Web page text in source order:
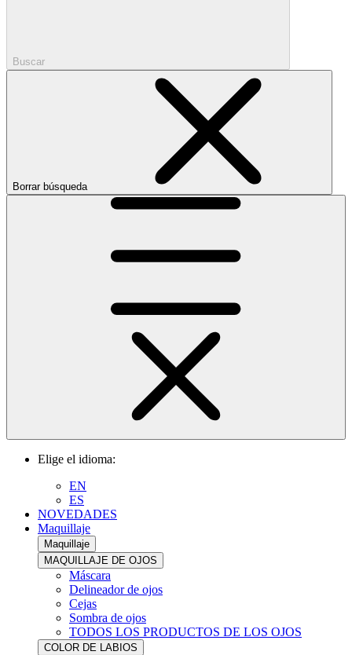
Buscar
Borrar búsqueda
Elige el idioma:
EN
ES
NOVEDADES
Maquillaje
Maquillaje
MAQUILLAJE DE OJOS
Máscara
Delineador de ojos
Cejas
Sombra de ojos
TODOS LOS PRODUCTOS DE LOS OJOS
COLOR DE LABIOS